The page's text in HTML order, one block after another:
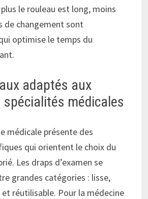
le rouleau est long, moins
de changement sont
optimise le temps du
adaptés aux
médicales
médicale présente des
qui orientent le choix du
Les draps d’examen se
grandes catégories : lisse,
réutilisable. Pour la médecine